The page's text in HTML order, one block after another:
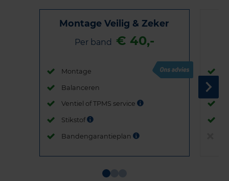
Montage Veilig & Zeker
Per band € 40,-
Montage
Balanceren
Ventiel of TPMS service
Stikstof
Bandengarantieplan